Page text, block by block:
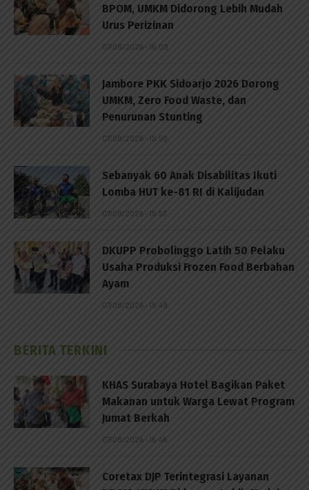
BPOM, UMKM Didorong Lebih Mudah
Urus Perizinan
07/08/2026 - 16:09
Jambore PKK Sidoarjo 2026 Dorong
UMKM, Zero Food Waste, dan
Penurunan Stunting
07/08/2026 - 15:59
Sebanyak 60 Anak Disabilitas Ikuti
Lomba HUT ke-81 RI di Kalijudan
07/08/2026 - 15:53
DKUPP Probolinggo Latih 50 Pelaku
Usaha Produksi Frozen Food Berbahan
Ayam
07/08/2026 - 15:49
BERITA TERKINI
KHAS Surabaya Hotel Bagikan Paket
Makanan untuk Warga Lewat Program
Jumat Berkah
07/08/2026 - 16:46
Coretax DJP Terintegrasi Layanan